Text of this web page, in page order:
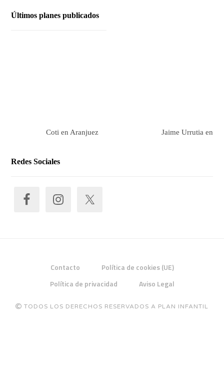
Últimos planes publicados
Coti en Aranjuez Jaime Urrutia en
Redes Sociales
Contacto
Política de cookies (UE)
Política de privacidad
Aviso Legal
TODOS LOS DERECHOS RESERVADOS A PLAN INFANTIL